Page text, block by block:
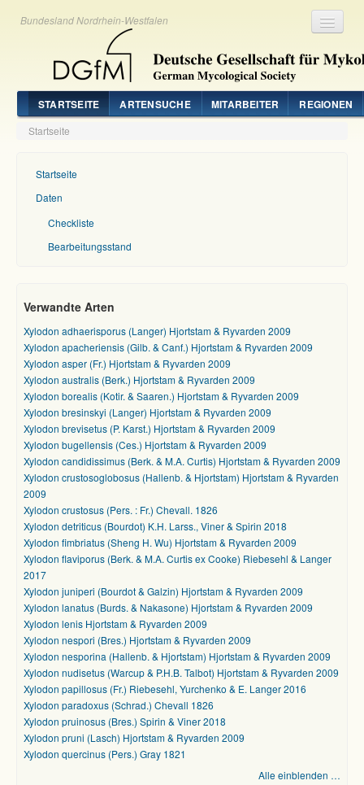
Bundesland Nordrhein-Westfalen
STARTSEITE ARTENSUCHE MITARBEITER REGIONEN
Startseite
Startseite
Daten
Checkliste
Bearbeitungsstand
Verwandte Arten
Xylodon adhaerisporus (Langer) Hjortstam & Ryvarden 2009
Xylodon apacheriensis (Gilb. & Canf.) Hjortstam & Ryvarden 2009
Xylodon asper (Fr.) Hjortstam & Ryvarden 2009
Xylodon australis (Berk.) Hjortstam & Ryvarden 2009
Xylodon borealis (Kotir. & Saaren.) Hjortstam & Ryvarden 2009
Xylodon bresinskyi (Langer) Hjortstam & Ryvarden 2009
Xylodon brevisetus (P. Karst.) Hjortstam & Ryvarden 2009
Xylodon bugellensis (Ces.) Hjortstam & Ryvarden 2009
Xylodon candidissimus (Berk. & M.A. Curtis) Hjortstam & Ryvarden 2009
Xylodon crustosoglobosus (Hallenb. & Hjortstam) Hjortstam & Ryvarden
2009
Xylodon crustosus (Pers. : Fr.) Chevall. 1826
Xylodon detriticus (Bourdot) K.H. Larss., Viner & Spirin 2018
Xylodon fimbriatus (Sheng H. Wu) Hjortstam & Ryvarden 2009
Xylodon flaviporus (Berk. & M.A. Curtis ex Cooke) Riebesehl & Langer
2017
Xylodon juniperi (Bourdot & Galzin) Hjortstam & Ryvarden 2009
Xylodon lanatus (Burds. & Nakasone) Hjortstam & Ryvarden 2009
Xylodon lenis Hjortstam & Ryvarden 2009
Xylodon nespori (Bres.) Hjortstam & Ryvarden 2009
Xylodon nesporina (Hallenb. & Hjortstam) Hjortstam & Ryvarden 2009
Xylodon nudisetus (Warcup & P.H.B. Talbot) Hjortstam & Ryvarden 2009
Xylodon papillosus (Fr.) Riebesehl, Yurchenko & E. Langer 2016
Xylodon paradoxus (Schrad.) Chevall 1826
Xylodon pruinosus (Bres.) Spirin & Viner 2018
Xylodon pruni (Lasch) Hjortstam & Ryvarden 2009
Xylodon quercinus (Pers.) Gray 1821
Alle einblenden …